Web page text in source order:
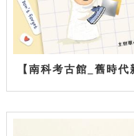
【南科考古館_舊時